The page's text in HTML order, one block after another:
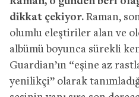
dikkat çekiyor. Raman,
olumlu eleştiriler alan ve
albümü boyunca sürekli
Guardian’ın “eşine az
yenilikçi” olarak